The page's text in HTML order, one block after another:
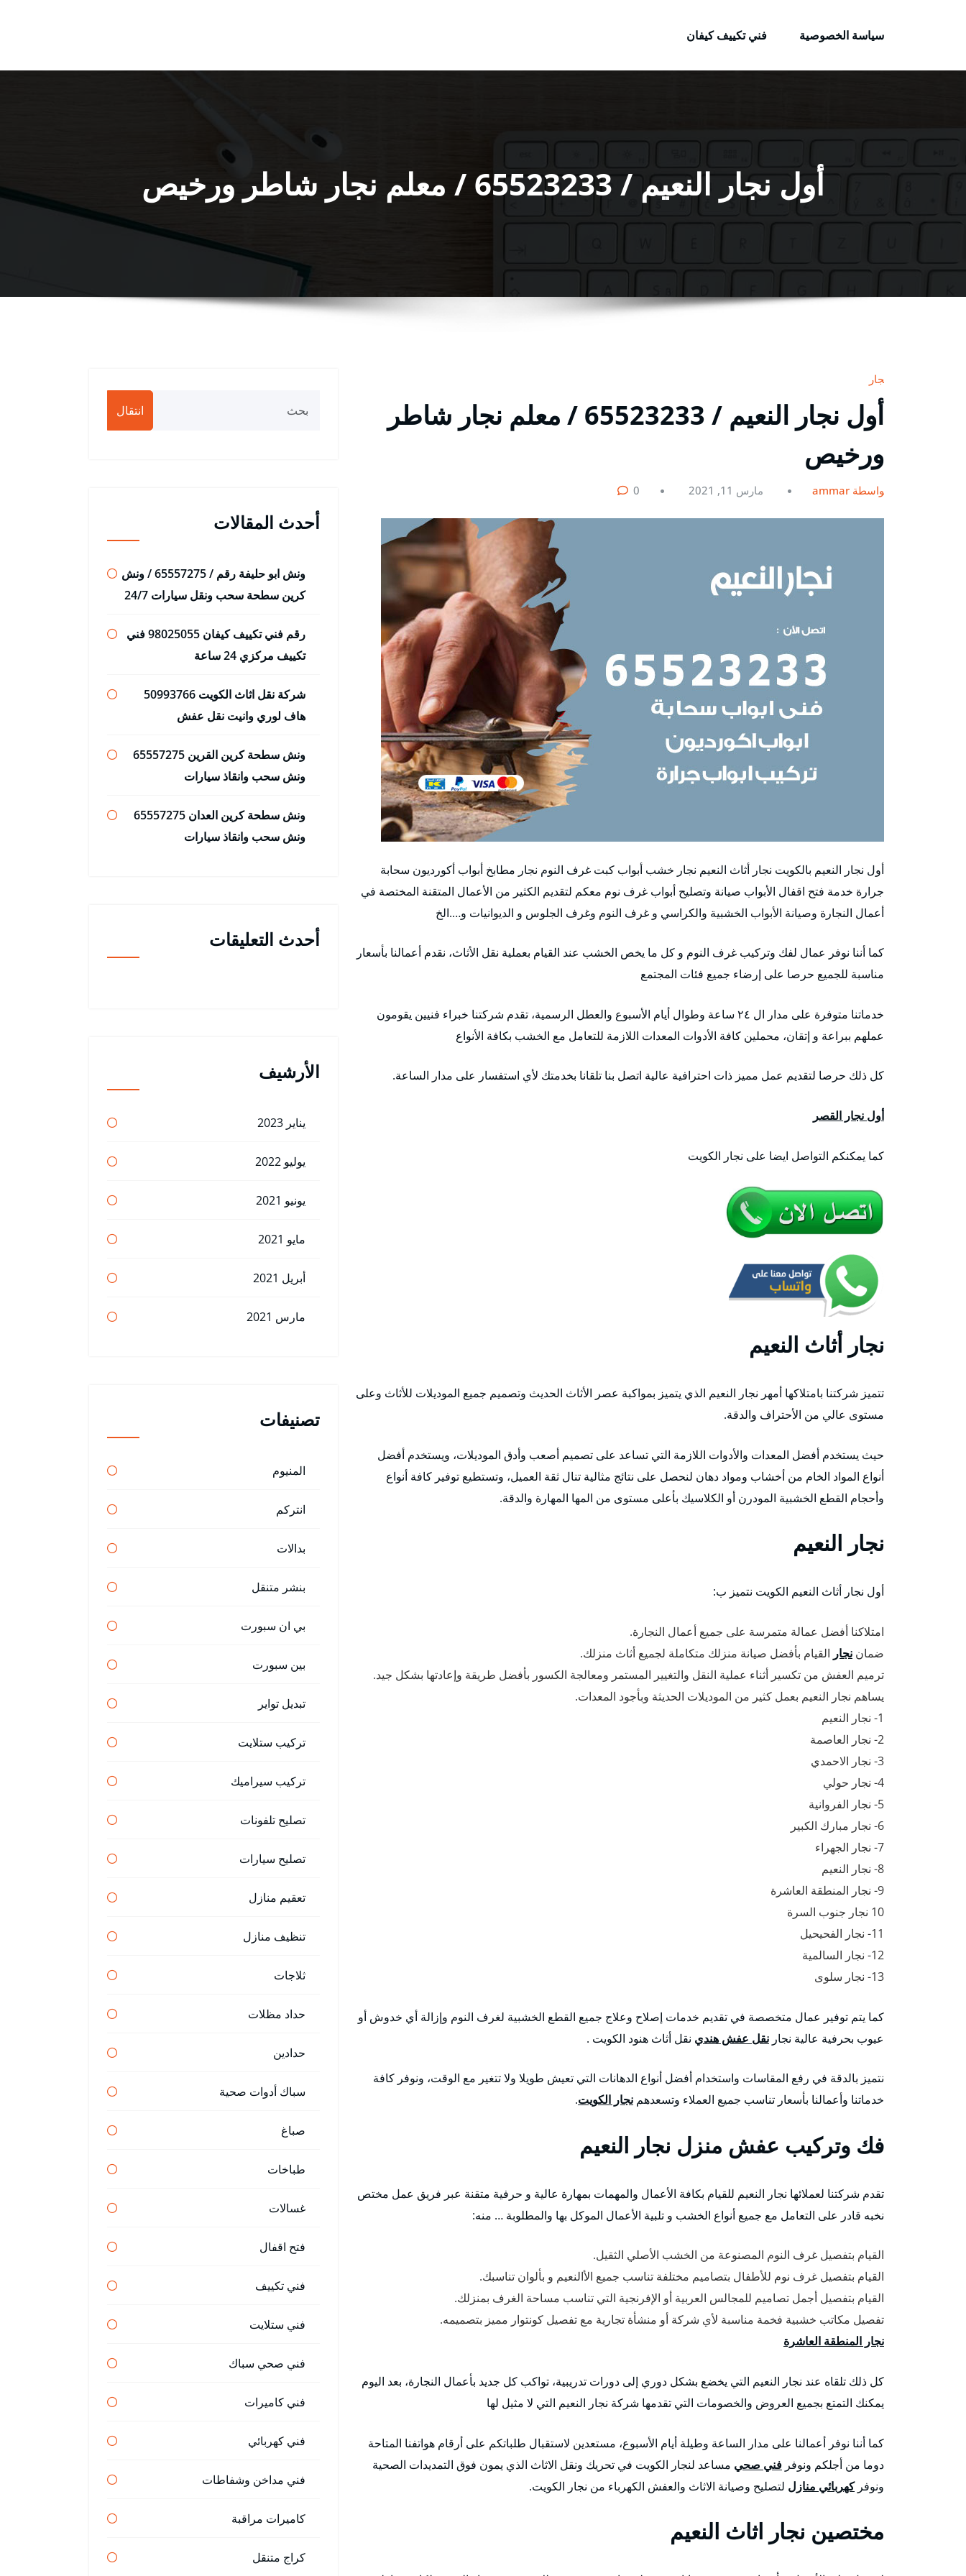
سياسة الخصوصية
فني تكييف كيفان
أول نجار النعيم / 65523233 / معلم نجار شاطر ورخيص
نجار
أول نجار النعيم / 65523233 / معلم نجار شاطر
ورخيص
بواسطة ammar مارس 11, 2021 0
أول نجار النعيم بالكويت نجار أثاث النعيم نجار خشب أبواب كبت غرف النوم نجار مطابخ أبواب أكورديون سحابة
جرارة خدمة فتح اقفال الأبواب صيانة وتصليح أبواب غرف نوم معكم لتقديم الكثير من الأعمال المتقنة المختصة في
أعمال النجارة وصيانة الأبواب الخشبية والكراسي و غرف النوم وغرف الجلوس و الديوانيات و….الخ
كما أننا نوفر عمال لفك وتركيب غرف النوم و كل ما يخص الخشب عند القيام بعملية نقل الأثاث، نقدم أعمالنا بأسعار
مناسبة للجميع حرصا على إرضاء جميع فئات المجتمع
خدماتنا متوفرة على مدار ال ٢٤ ساعة وطوال أيام الأسبوع والعطل الرسمية، تقدم شركتنا خبراء فنيين يقومون
عملهم ببراعة و إتقان، محملين كافة الأدوات المعدات اللازمة للتعامل مع الخشب بكافة الأنواع
كل ذلك حرصا لتقديم عمل مميز ذات احترافية عالية اتصل بنا تلقانا بخدمتك لأي استفسار على مدار الساعة.
أول نجار القصر
كما يمكنكم التواصل ايضا على نجار الكويت
نجار أثاث النعيم
تتميز شركتنا بامتلاكها أمهر نجار النعيم الذي يتميز بمواكبة عصر الأثاث الحديث وتصميم جميع الموديلات للأثاث وعلى
مستوى عالي من الأحتراف والدقة.
حيث يستخدم أفضل المعدات والأدوات اللازمة التي تساعد على تصميم أصعب وأدق الموديلات، ويستخدم أفضل
أنواع المواد الخام من أخشاب ومواد دهان لنحصل على نتائج مثالية تنال ثقة العميل، وتستطيع توفير كافة أنواع
وأحجام القطع الخشبية المودرن أو الكلاسيك بأعلى مستوى من المها المهارة والدقة.
نجار النعيم
أول نجار أثاث النعيم الكويت نتميز ب:
امتلاكنا أفضل عمالة متمرسة على جميع أعمال النجارة.
ضمان نجار القيام بأفضل صيانة منزلك متكاملة لجميع أثاث منزلك.
ترميم العفش من تكسير أثناء عملية النقل والتغيير المستمر ومعالجة الكسور بأفضل طريقة وإعادتها بشكل جيد.
يساهم نجار النعيم بعمل كثير من الموديلات الحديثة وبأجود المعدات.
1- نجار النعيم
2- نجار العاصمة
3- نجار الاحمدي
4- نجار حولي
5- نجار الفروانية
6- نجار مبارك الكبير
7- نجار الجهراء
8- نجار النعيم
9- نجار المنطقة العاشرة
10 نجار جنوب السرة
11- نجار الفحيحيل
12- نجار السالمية
13- نجار سلوى
كما يتم توفير عمال متخصصة في تقديم خدمات إصلاح وعلاج جميع القطع الخشبية لغرف النوم وإزالة أي خدوش أو
عيوب بحرفية عالية نجار نقل عفش هندي نقل أثاث هنود الكويت .
نتميز بالدقة في رفع المقاسات واستخدام أفضل أنواع الدهانات التي تعيش طويلا ولا تتغير مع الوقت، ونوفر كافة
خدماتنا وأعمالنا بأسعار تناسب جميع العملاء وتسعدهم نجار الكويت.
فك وتركيب عفش منزل نجار النعيم
تقدم شركتنا لعملائها نجار النعيم للقيام بكافة الأعمال والمهمات بمهارة عالية و حرفية متقنة عبر فريق عمل مختص
نخبه قادر على التعامل مع جميع أنواع الخشب و تلبية الأعمال الموكل بها والمطلوبة … منه:
القيام بتفصيل غرف النوم المصنوعة من الخشب الأصلي الثقيل.
القيام بتفصيل غرف نوم للأطفال بتصاميم مختلفة تناسب جميع الأالنعيم و بألوان تناسبك.
القيام بتفصيل أجمل تصاميم للمجالس العربية أو الإفرنجية التي تناسب مساحة الغرف بمنزلك.
تفصيل مكاتب خشبية فخمة مناسبة لأي شركة أو منشأة تجارية مع تفصيل كونتوار مميز بتصميمه.
نجار المنطقة العاشرة
كل ذلك تلقاه عند نجار النعيم التي يخضع بشكل دوري إلى دورات تدريبية، تواكب كل جديد بأعمال النجارة، بعد اليوم
يمكنك التمتع بجميع العروض والخصومات التي تقدمها شركة نجار النعيم التي لا مثيل لها
كما أننا نوفر أعمالنا على مدار الساعة وطيلة أيام الأسبوع، مستعدين لاستقبال طلباتكم على أرقام هواتفنا المتاحة
دوما من أجلكم ونوفر فني صحي مساعد لنجار الكويت في تحريك ونقل الاثاث الذي يمون فوق التمديدات الصحية
ونوفركهربائي منازل لتصليح وصيانة الاثاث والعفش الكهرباء من نجار الكويت.
مختصين نجار اثاث النعيم
انتقال
أحدث المقالات
ونش ابو حليفة رقم / 65557275 / ونش
كرين سطحة سحب ونقل سيارات 24/7
رقم فني تكييف كيفان 98025055 فني
تكييف مركزي 24 ساعة
شركة نقل اثاث الكويت 50993766
هاف لوري وانيت نقل عفش
ونش سطحة كرين القرين 65557275
ونش سحب وانقاذ سيارات
ونش سطحة كرين العدان 65557275
ونش سحب وانقاذ سيارات
أحدث التعليقات
الأرشيف
يناير 2023
يوليو 2022
يونيو 2021
مايو 2021
أبريل 2021
مارس 2021
تصنيفات
المنيوم
انتركم
بدالات
بنشر متنقل
بي ان سبورت
بين سبورت
تبديل تواير
تركيب ستلايت
تركيب سيراميك
تصليح تلفونات
تصليح سيارات
تعقيم منازل
تنظيف منازل
ثلاجات
حداد مظلات
حدادين
سباك أدوات صحية
صباغ
طباخات
غسالات
فتح اقفال
فني تكييف
فني ستلايت
فني صحي سباك
فني كاميرات
فني كهربائي
فني مداخن وشفاطات
كاميرات مراقبة
كراج متنقل